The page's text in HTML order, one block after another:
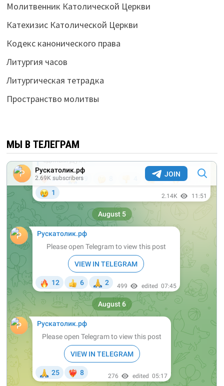
Молитвенник Католической Церкви
Катехизис Католической Церкви
Кодекс канонического права
Литургия часов
Литургическая тетрадка
Пространство молитвы
МЫ В ТЕЛЕГРАМ